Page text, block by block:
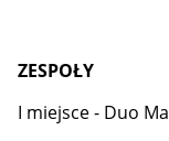
ZESPOŁY
I miejsce - Duo